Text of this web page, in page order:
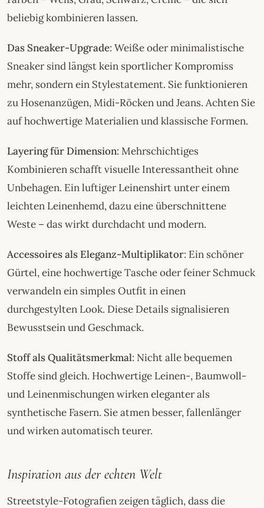
beliebig kombinieren lassen.
Das Sneaker-Upgrade: Weiße oder minimalistische
Sneaker sind längst kein sportlicher Kompromiss
mehr, sondern ein Stylestatement. Sie funktionieren
zu Hosenanzügen, Midi-Röcken und Jeans. Achten Sie
auf hochwertige Materialien und klassische Formen.
Layering für Dimension: Mehrschichtiges
Kombinieren schafft visuelle Interessantheit ohne
Unbehagen. Ein luftiger Leinenshirt unter einem
leichten Leinenhemd, dazu eine überschnittene
Weste – das wirkt durchdacht und modern.
Accessoires als Eleganz-Multiplikator: Ein schöner
Gürtel, eine hochwertige Tasche oder feiner Schmuck
verwandeln ein simples Outfit in einen
durchgestylten Look. Diese Details signalisieren
Bewusstsein und Geschmack.
Stoff als Qualitätsmerkmal: Nicht alle bequemen
Stoffe sind gleich. Hochwertige Leinen-, Baumwoll-
und Leinenmischungen wirken eleganter als
synthetische Fasern. Sie atmen besser, fallenlänger
und wirken automatisch teurer.
Inspiration aus der echten Welt
Streetstyle-Fotografien zeigen täglich, dass die